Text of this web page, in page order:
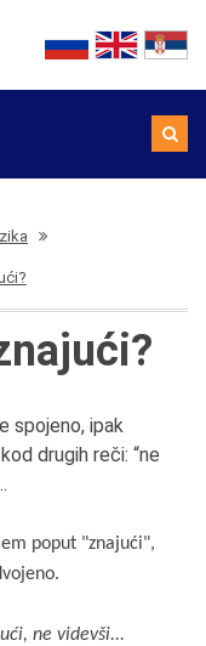
spojeno, ipak
drugih reči: “ne
poput "znajući",
ne videvši...